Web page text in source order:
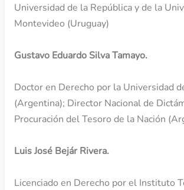
Universidad de la República y de la
Montevideo (Uruguay)
Gustavo Eduardo Silva Tamayo.
Doctor en Derecho por la Universidad
(Argentina); Director Nacional de
Procuración del Tesoro de la Nación
Luis José Bejár Rivera.
Licenciado en Derecho por el Instituto